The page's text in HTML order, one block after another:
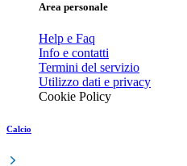
Area personale
Help e Faq
Info e contatti
Termini del servizio
Utilizzo dati e privacy
Cookie Policy
Calcio